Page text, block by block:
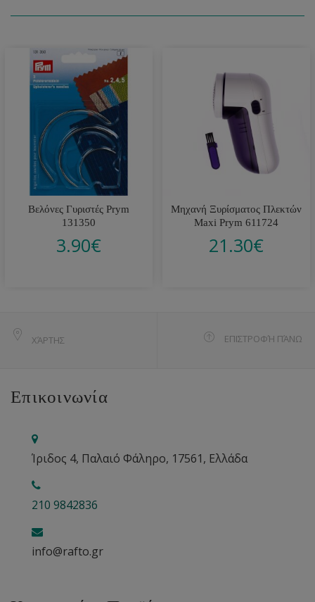
Βελόνες Γυριστές Prym
131350
3.90€
Μηχανή Ξυρίσματος Πλεκτών
Maxi Prym 611724
21.30€
ΧΆΡΤΗΣ ΕΠΙΣΤΡΟΦΉ ΠΆΝΩ
Επικοινωνία
Ίριδος 4, Παλαιό Φάληρο, 17561, Ελλάδα
210 9842836
info@rafto.gr